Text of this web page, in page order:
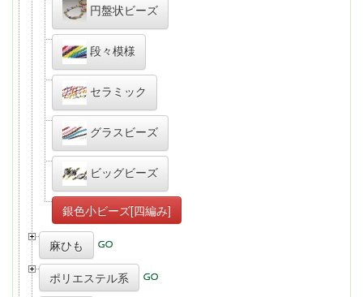
円盤状ビーズ
段々模様
セラミック
グラスビーズ
ビッグビーズ
銀色小ビーズ[四編み]
麻ひも
ポリエステル系